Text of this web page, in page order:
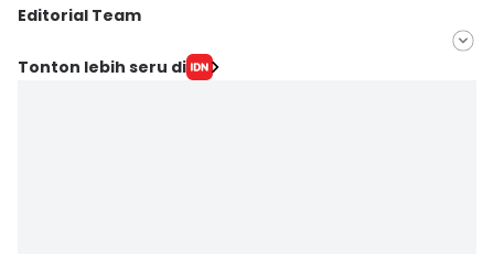
Editorial Team
Editor
Tonton lebih seru di